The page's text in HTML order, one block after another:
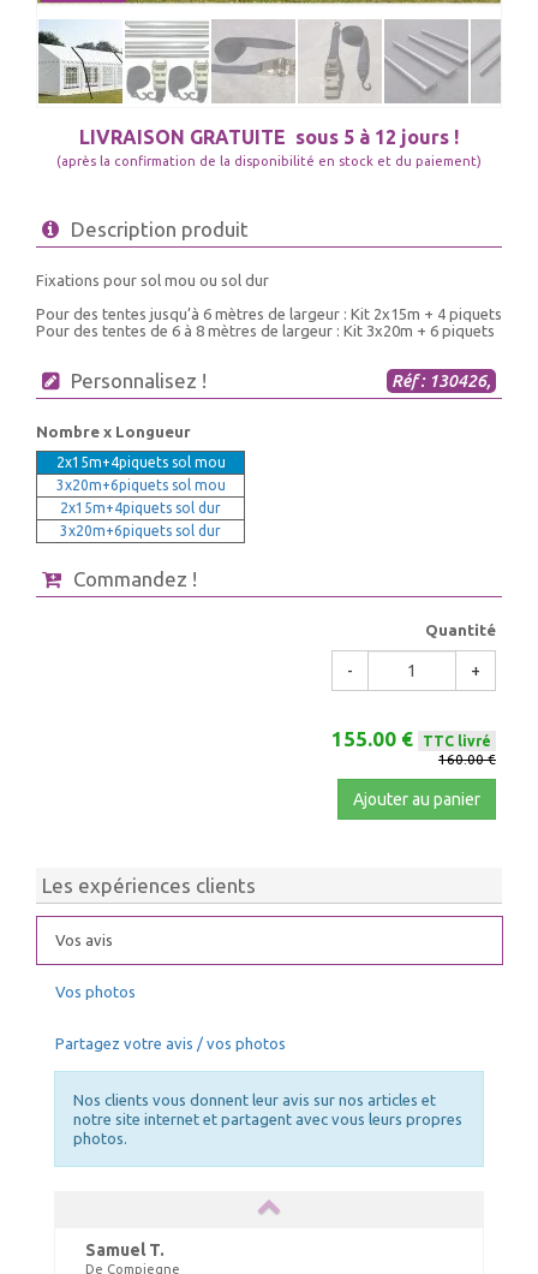
LIVRAISON GRATUITE sous 5 à 12 jours !
(après la confirmation de la disponibilité en stock et du paiement)
Description produit
Fixations pour sol mou ou sol dur
Pour des tentes jusqu’à 6 mètres de largeur : Kit 2x15m + 4 piquets
Pour des tentes de 6 à 8 mètres de largeur : Kit 3x20m + 6 piquets
Personnalisez ! Réf : 130426,
Nombre x Longueur
2x15m+4piquets sol mou
3x20m+6piquets sol mou
2x15m+4piquets sol dur
3x20m+6piquets sol dur
Commandez !
Quantité
- +
155.00 €
TTC livré
160.00 €
Ajouter au panier
Les expériences clients
Vos avis
Vos photos
Partagez votre avis / vos photos
Nos clients vous donnent leur avis sur nos articles et
notre site internet et partagent avec vous leurs propres
photos.
Samuel T.
De Compiegne